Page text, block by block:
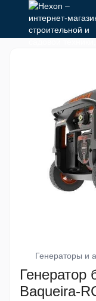
Генераторы и
Генератор
Baqueira-